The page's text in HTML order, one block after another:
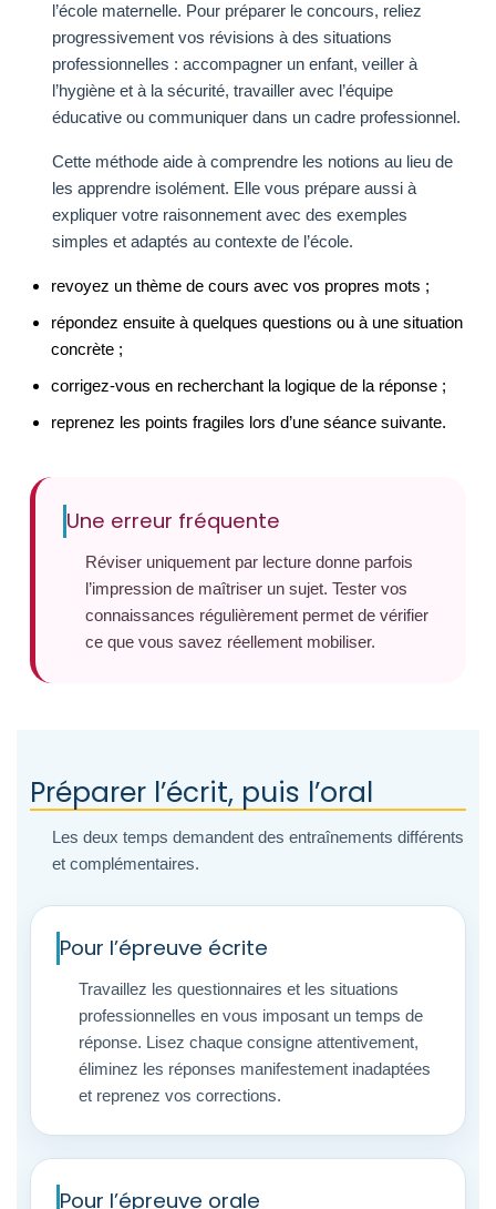
l’école maternelle. Pour préparer le concours, reliez
progressivement vos révisions à des situations
professionnelles : accompagner un enfant, veiller à
l’hygiène et à la sécurité, travailler avec l’équipe
éducative ou communiquer dans un cadre professionnel.
Cette méthode aide à comprendre les notions au lieu de
les apprendre isolément. Elle vous prépare aussi à
expliquer votre raisonnement avec des exemples
simples et adaptés au contexte de l’école.
revoyez un thème de cours avec vos propres mots ;
répondez ensuite à quelques questions ou à une situation
concrète ;
corrigez-vous en recherchant la logique de la réponse ;
reprenez les points fragiles lors d’une séance suivante.
Une erreur fréquente
Réviser uniquement par lecture donne parfois
l’impression de maîtriser un sujet. Tester vos
connaissances régulièrement permet de vérifier
ce que vous savez réellement mobiliser.
Préparer l’écrit, puis l’oral
Les deux temps demandent des entraînements différents
et complémentaires.
Pour l’épreuve écrite
Travaillez les questionnaires et les situations
professionnelles en vous imposant un temps de
réponse. Lisez chaque consigne attentivement,
éliminez les réponses manifestement inadaptées
et reprenez vos corrections.
Pour l’épreuve orale